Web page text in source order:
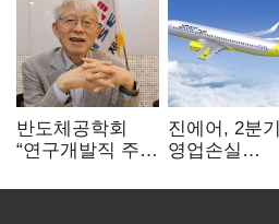
반도체공학회
“연구개발직 주
개선해야”
진에어, 2분기
영업손실
상승 여파